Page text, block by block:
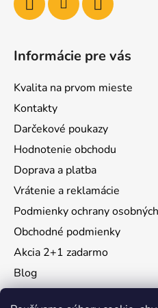
Informácie pre vás
Kvalita na prvom mieste
Kontakty
Darčekové poukazy
Hodnotenie obchodu
Doprava a platba
Vrátenie a reklamácie
Podmienky ochrany
Obchodné podmienky
Akcia 2+1 zadarmo
Blog